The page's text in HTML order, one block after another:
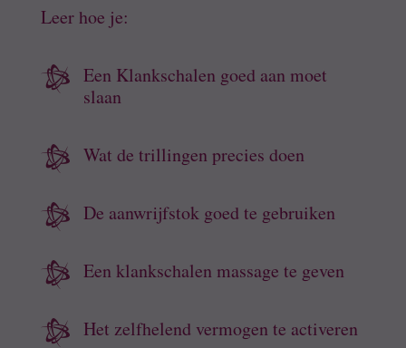
Leer hoe je:
 Een Klankschalen goed aan moet
slaan
 Wat de trillingen precies doen
 De aanwrijfstok goed te gebruiken
 Een klankschalen massage te geven
 Het zelfhelend vermogen te activeren